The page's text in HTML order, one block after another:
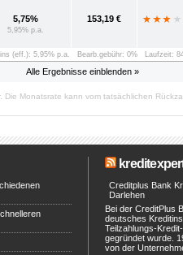
Alle Ergebnisse einblenden »
5,75%
5,95% p.a.
153,19 €
(eff.): 5,95% p.a. Bearb.gebühr: 0% Laufzeit:
Die Monatsrate kann vom tatsächlichen
Creditplus Bank
Darlehen
Bei der CreditPlus
deutsches
Teilzahlungs-
gegründet wurde.
von der